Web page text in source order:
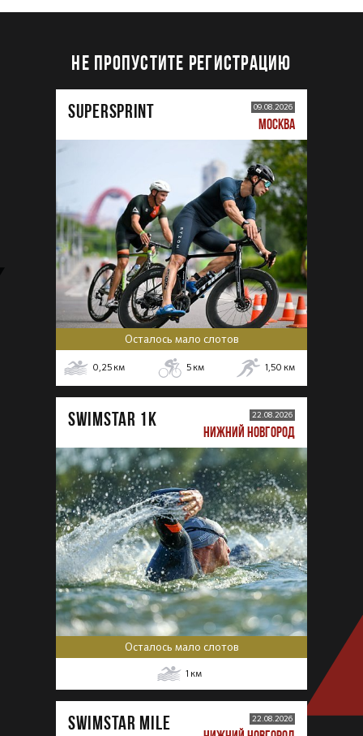
НЕ ПРОПУСТИТЕ РЕГИСТРАЦИЮ
SUPERSPRINT 09.08.2026
МОСКВА
Осталось мало слотов
0,25 км 5 км 1,50 км
SWIMSTAR 1K 22.08.2026
НИЖНИЙ НОВГОРОД
Осталось мало слотов
1 км
SWIMSTAR MILE 22.08.2026